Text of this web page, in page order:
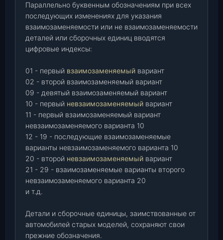
Параллельно буквенным обозначениям при всех
последующих изменениях для указания
взаимозаменяемости или не взаимозаменяемости
деталей или сборочных единиц вводятся
цифровые индексы:
01 - первый взаимозаменяемый вариант
02 - второй взаимозаменяемый вариант
09 - девятый взаимозаменяемый вариант
10 - первый невзаимозаменяемый вариант
11 - первый взаимозаменяемый вариант
невзаимозаменяемого варианта 10
12 - 19 - последующие взаимозаменяемые
варианты невзаимозаменяемого варианта 10
20 - второй невзаимозаменяемый вариант
21 - 29 - взаимозаменяемые варианты второго
невзаимозаменяемого варианта 20
и т.д.
Детали и сборочные единицы, заимствованные от
автомобилей старых моделей, сохраняют свои
прежние обозначения.